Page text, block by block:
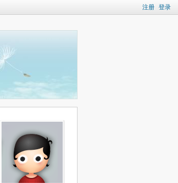
注册 登录